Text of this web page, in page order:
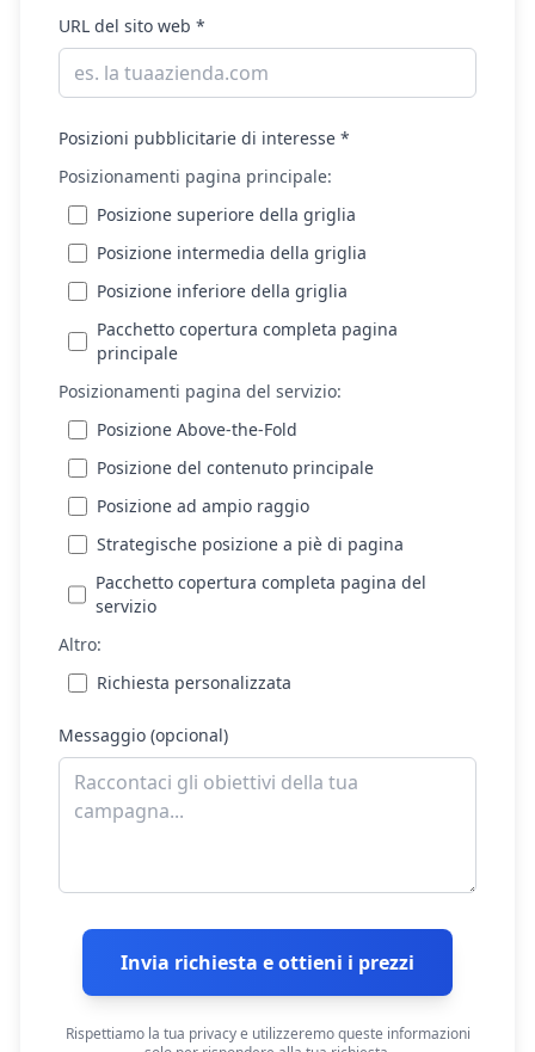
URL del sito web *
Posizioni pubblicitarie di interesse *
Posizionamenti pagina principale:
Posizione superiore della griglia
Posizione intermedia della griglia
Posizione inferiore della griglia
Pacchetto copertura completa pagina
principale
Posizionamenti pagina del servizio:
Posizione Above-the-Fold
Posizione del contenuto principale
Posizione ad ampio raggio
Strategische posizione a piè di pagina
Pacchetto copertura completa pagina del
servizio
Altro:
Richiesta personalizzata
Messaggio (opcional)
Invia richiesta e ottieni i prezzi
Rispettiamo la tua privacy e utilizzeremo queste informazioni